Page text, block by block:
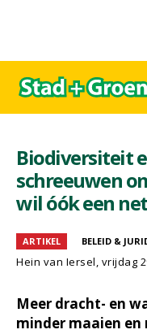
Biodiversiteit
schreeuwen
wil óók een
ARTIKEL BELEID &
Hein van Iersel, vrijdag
Meer dracht- en
minder maaien